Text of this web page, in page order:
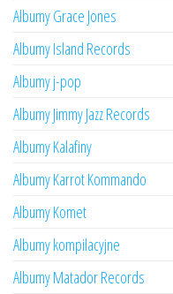
Albumy Grace Jones
Albumy Island Records
Albumy j-pop
Albumy Jimmy Jazz Records
Albumy Kalafiny
Albumy Karrot Kommando
Albumy Komet
Albumy kompilacyjne
Albumy Matador Records